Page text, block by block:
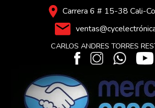
Carrera 6 # 15-38 Cali-
CARLOS ANDRES TORRES